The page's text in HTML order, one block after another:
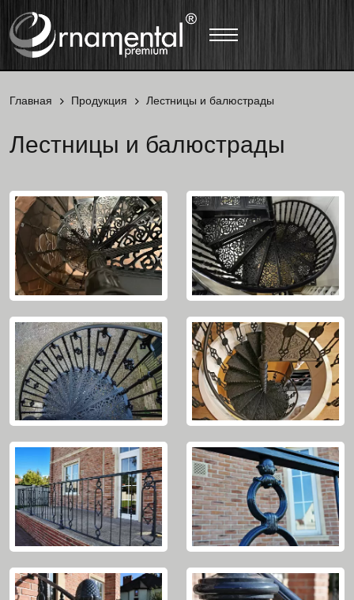
Главная Продукция Лестницы и балюстрады
Лестницы и балюстрады